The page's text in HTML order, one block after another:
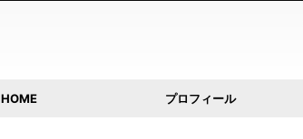
HOME プロフィール